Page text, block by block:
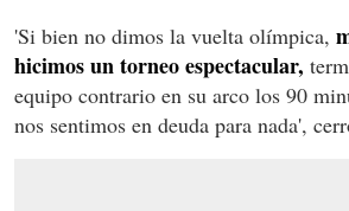
'Si bien no dimos la vuelta olímpica,
hicimos un torneo espectacular,
equipo contrario en su arco los 90
nos sentimos en deuda para nada',